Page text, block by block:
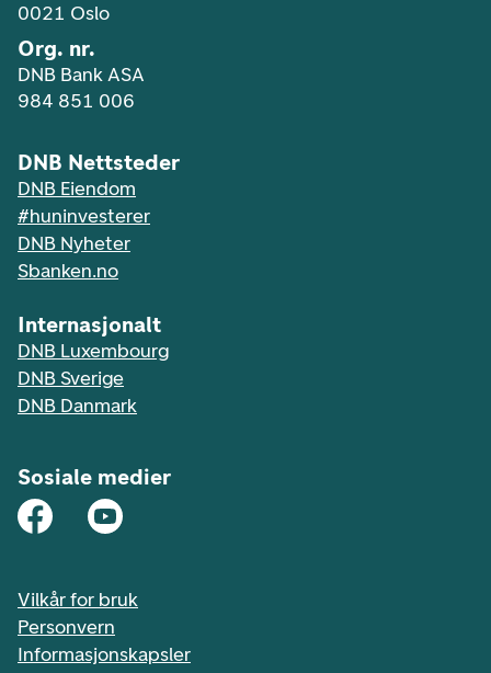
0021 Oslo
Org. nr.
DNB Bank ASA
984 851 006
DNB Nettsteder
DNB Eiendom
#huninvesterer
DNB Nyheter
Sbanken.no
Internasjonalt
DNB Luxembourg
DNB Sverige
DNB Danmark
Sosiale medier
Vilkår for bruk
Personvern
Informasjonskapsler